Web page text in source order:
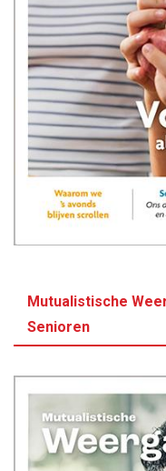
Mutualistische
Senioren